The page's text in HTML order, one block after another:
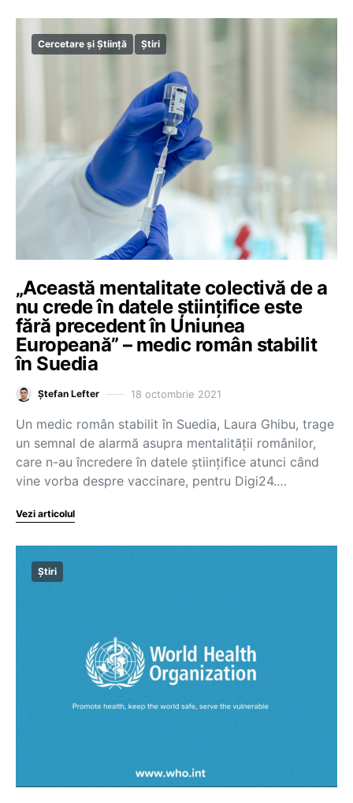
Cercetare și Știință Știri
„Această mentalitate colectivă de a
nu crede în datele științifice este
fără precedent în Uniunea
Europeană” – medic român stabilit
în Suedia
Ștefan Lefter 18 octombrie 2021
Un medic român stabilit în Suedia, Laura Ghibu, trage
un semnal de alarmă asupra mentalității românilor,
care n-au încredere în datele științifice atunci când
vine vorba despre vaccinare, pentru Digi24.…
Vezi articolul
Știri